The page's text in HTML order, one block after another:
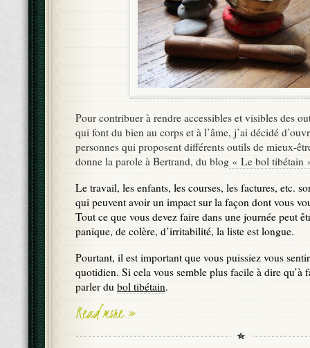
Pour contribuer à rendre accessibles et visibles des
qui font du bien au corps et à l’âme, j’ai décidé
personnes qui proposent différents outils de mieux-
donne la parole à Bertrand, du blog « Le bol tibétain
Le travail, les enfants, les courses, les factures, etc.
qui peuvent avoir un impact sur la façon dont vous
Tout ce que vous devez faire dans une journée peut
panique, de colère, d’irritabilité, la liste est longue.
Pourtant, il est important que vous puissiez vous
quotidien. Si cela vous semble plus facile à dire qu’à
parler du bol tibétain.
Read more »